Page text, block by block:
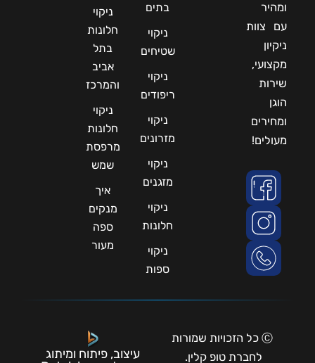
ומהיר
עם צוות
ניקיון
מקצועי,
שירות
הוגן
ומחירים
מעולים!
בתים
ניקוי
שטיחים
ניקוי
ריפודים
ניקוי
מזרונים
ניקוי
מזגנים
ניקוי
חלונות
ניקוי
ספות
ניקוי
חלונות
בתל
אביב
והמרכז
ניקוי
חלונות
מרפסת
שמש
איך
מנקים
ספה
מעור
Ⓒ כל הזכויות שמורות
לחברת טופ קלין.
עיצוב, פיתוח ומיתוג